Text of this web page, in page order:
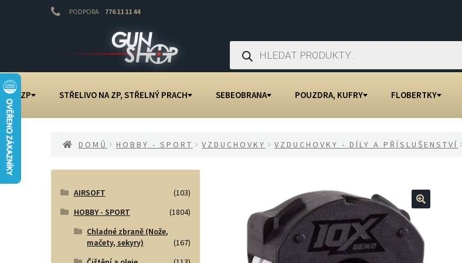
PODPORA 776 11 11 44
webu
Products
search
NA ZP STŘELIVO NA ZP, STŘELNÝ PRACH SEBEOBRANA POUZDRA, KUFRY FLOBERTKY
DOMŮ HOBBY - SPORT VZDUCHOVKY VZDUCHOVKY - DÍLY A PŘÍSLUŠENSTVÍ
AIRSOFT
(103)
HOBBY - SPORT
(1804)
Chladné zbraně (Nože,
mačety, sekyry)
(167)